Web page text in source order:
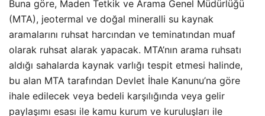
Buna göre, Maden Tetkik ve Arama Genel Müdürlüğü
(MTA), jeotermal ve doğal mineralli su kaynak
aramalarını ruhsat harcından ve teminatından muaf
olarak ruhsat alarak yapacak. MTA’nın arama ruhsatı
aldığı sahalarda kaynak varlığı tespit etmesi halinde,
bu alan MTA tarafından Devlet İhale Kanunu’na göre
ihale edilecek veya bedeli karşılığında veya gelir
paylaşımı esası ile kamu kurum ve kuruluşları ile